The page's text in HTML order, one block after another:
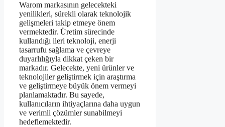
Warom markasının gelecekteki
yenilikleri, sürekli olarak teknolojik
gelişmeleri takip etmeye önem
vermektedir. Üretim sürecinde
kullandığı ileri teknoloji, enerji
tasarrufu sağlama ve çevreye
duyarlılığıyla dikkat çeken bir
markadır. Gelecekte, yeni ürünler ve
teknolojiler geliştirmek için araştırma
ve geliştirmeye büyük önem vermeyi
planlamaktadır. Bu sayede,
kullanıcıların ihtiyaçlarına daha uygun
ve verimli çözümler sunabilmeyi
hedeflemektedir.